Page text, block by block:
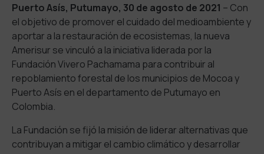
Puerto Asís, Putumayo, 30 de agosto de 2021 – Con
el objetivo de promover el cuidado del medioambiente y
aportar a la restauración de ecosistemas, la nueva
Amerisur se vinculó a la iniciativa liderada por la
Fundación Vivero Pachamama para contribuir al
repoblamiento forestal de los municipios de Mocoa y
Puerto Asís en el departamento de Putumayo en
Colombia.
La Fundación se fijó la misión de liderar alternativas que
contribuyan a mitigar el cambio climático y desarrollar